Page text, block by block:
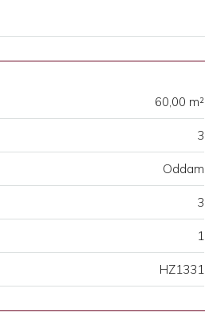
60,00 m²
3
Oddam
3
1
HZ1331